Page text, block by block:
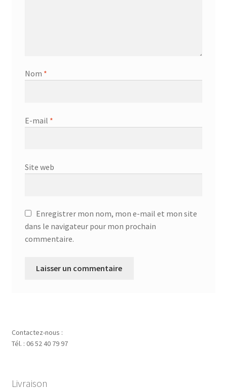
Nom *
E-mail *
Site web
Enregistrer mon nom, mon e-mail et mon site
dans le navigateur pour mon prochain
commentaire.
Contactez-nous :
Tél. : 06 52 40 79 97
Livraison